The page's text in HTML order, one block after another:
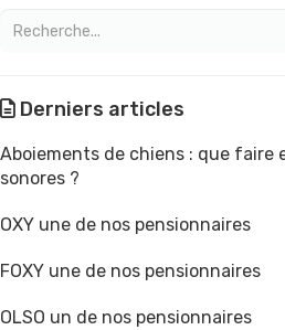
Derniers articles
Aboiements de chiens : que faire
sonores ?
OXY une de nos pensionnaires
FOXY une de nos pensionnaires
OLSO un de nos pensionnaires